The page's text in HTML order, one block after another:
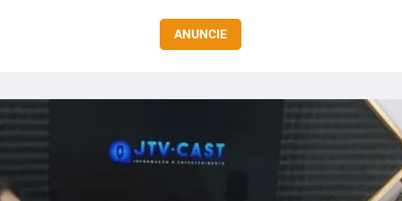
ANUNCIE